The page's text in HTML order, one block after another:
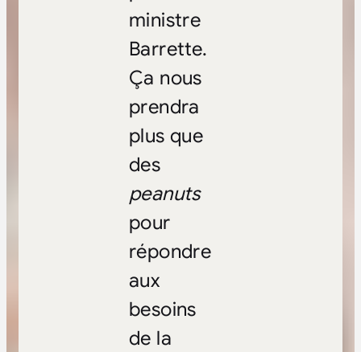
ministre
Barrette.
Ça nous
prendra
plus que
des
peanuts
pour
répondre
aux
besoins
de la